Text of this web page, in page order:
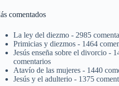
comentados
La ley del diezmo - 2985
Primicias y diezmos - 1464
Jesús enseña sobre el divorcio -
comentarios
Atavío de las mujeres - 1440
Jesús y el adulterio - 1375